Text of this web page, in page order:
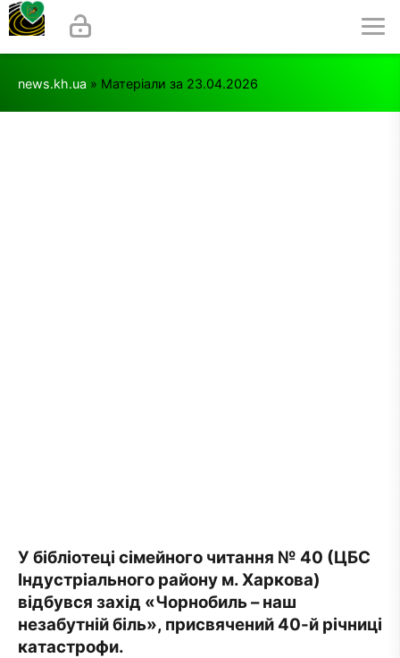
news.kh.ua » Матеріали за 23.04.2026
У бібліотеці сімейного читання № 40 (ЦБС
Індустріального району м. Харкова)
відбувся захід «Чорнобиль – наш
незабутній біль», присвячений 40-й річниці
катастрофи.